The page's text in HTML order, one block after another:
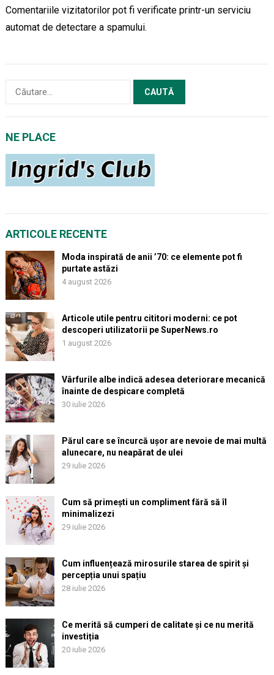
Comentariile vizitatorilor pot fi verificate printr-un serviciu
automat de detectare a spamului.
Caută
după:
NE PLACE
ARTICOLE RECENTE
Moda inspirată de anii ’70: ce elemente pot fi
purtate astăzi
4 august 2026
Articole utile pentru cititori moderni: ce pot
descoperi utilizatorii pe SuperNews.ro
1 august 2026
Vârfurile albe indică adesea deteriorare mecanică
înainte de despicare completă
30 iulie 2026
Părul care se încurcă ușor are nevoie de mai multă
alunecare, nu neapărat de ulei
29 iulie 2026
Cum să primești un compliment fără să îl
minimalizezi
29 iulie 2026
Cum influențează mirosurile starea de spirit și
percepția unui spațiu
28 iulie 2026
Ce merită să cumperi de calitate și ce nu merită
investiția
20 iulie 2026